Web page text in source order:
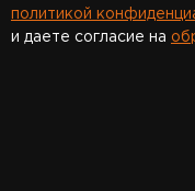
политикой
и даете согласие на